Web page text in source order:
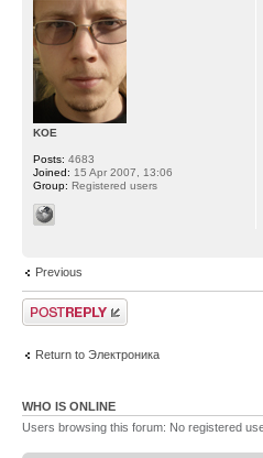
KOE
Posts: 4683
Joined: 15 Apr 2007, 13:06
Group: Registered users
Previous
Post a reply
Return to Электроника
WHO IS ONLINE
Users browsing this forum: No registered